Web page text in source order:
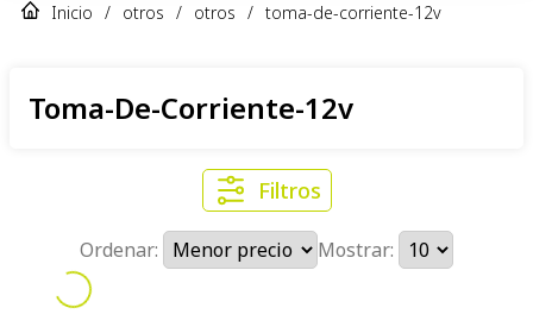
Inicio / otros / otros / toma-de-corriente-12v
Toma-De-Corriente-12v
Filtros
Ordenar: Mostrar: